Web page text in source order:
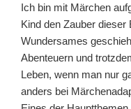
Ich bin mit Märchen
Kind den Zauber dieser
Wundersames
Abenteuern und
Leben, wenn man nur
anders bei